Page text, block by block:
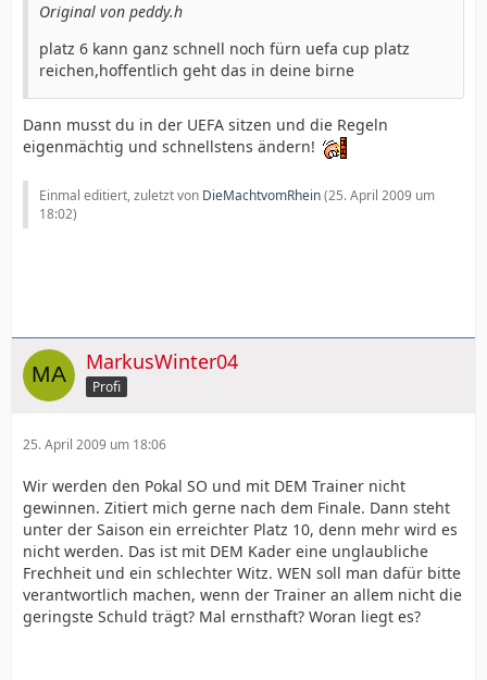
Original von peddy.h
platz 6 kann ganz schnell noch fürn uefa cup platz
reichen,hoffentlich geht das in deine birne
Dann musst du in der UEFA sitzen und die Regeln
eigenmächtig und schnellstens ändern!
Einmal editiert, zuletzt von DieMachtvomRhein(25. April 2009 um
18:02)
MarkusWinter04
Profi
25. April 2009 um 18:06
Wir werden den Pokal SO und mit DEM Trainer nicht
gewinnen. Zitiert mich gerne nach dem Finale. Dann steht
unter der Saison ein erreichter Platz 10, denn mehr wird es
nicht werden. Das ist mit DEM Kader eine unglaubliche
Frechheit und ein schlechter Witz. WEN soll man dafür bitte
verantwortlich machen, wenn der Trainer an allem nicht die
geringste Schuld trägt? Mal ernsthaft? Woran liegt es?